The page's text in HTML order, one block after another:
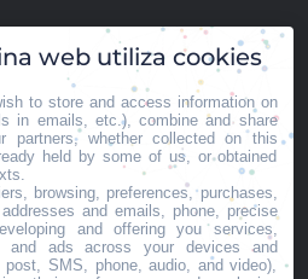
web utiliza cookies
to store and access information on
in emails, etc.), combine and share
partners, whether collected on this
held by some of us, or obtained
browsing, preferences, purchases,
and emails, phone, precise
and offering you services,
and ads across your devices and
SMS, phone, audio, and video),